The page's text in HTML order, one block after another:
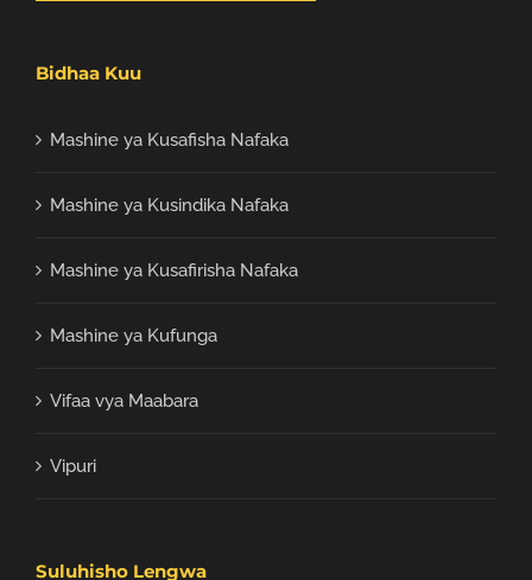
Bidhaa Kuu
Mashine ya Kusafisha Nafaka
Mashine ya Kusindika Nafaka
Mashine ya Kusafirisha Nafaka
Mashine ya Kufunga
Vifaa vya Maabara
Vipuri
Suluhisho Lengwa